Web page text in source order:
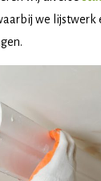
we lijstwerk